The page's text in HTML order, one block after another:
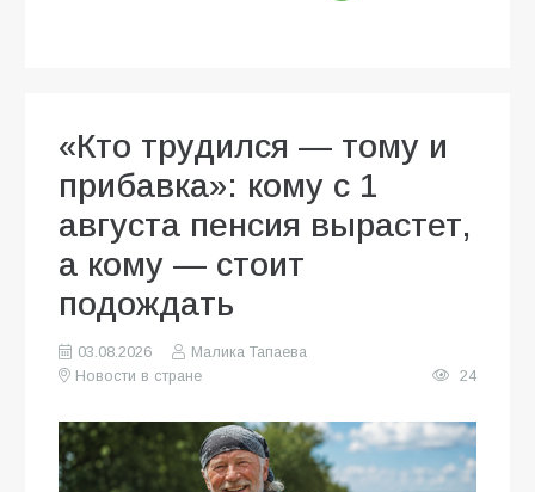
«Кто трудился — тому и
прибавка»: кому с 1
августа пенсия вырастет,
а кому — стоит
подождать
03.08.2026
Малика Тапаева
Новости в стране
24